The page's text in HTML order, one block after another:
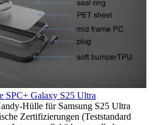
SPC+ Galaxy S25 Ultra
Hülle für Samsung S25 Ultra
Zertifizierungen (Teststandard